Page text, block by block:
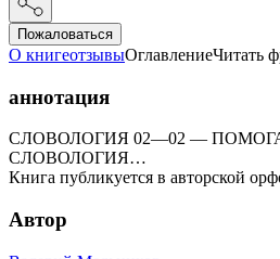
Пожаловаться
О книгеотзывыОглавлениеЧитать
аннотация
СЛОВОЛОГИЯ 02—02 —
СЛОВОЛОГИЯ…
Книга публикуется в авторской
Автор